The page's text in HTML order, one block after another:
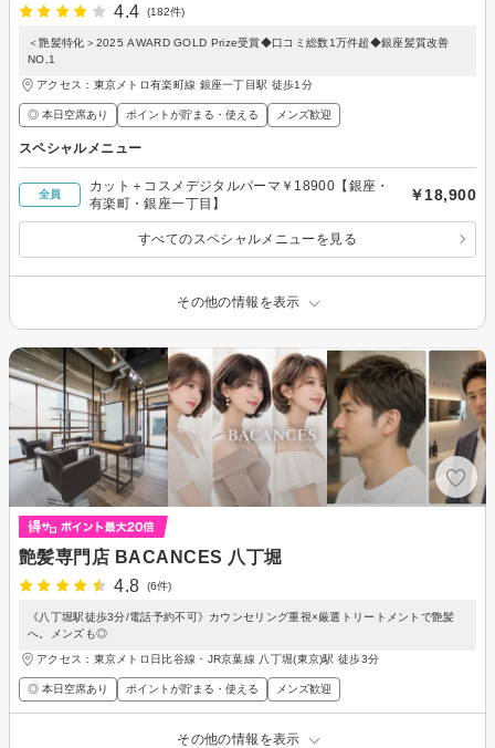
4.4
(182件)
＜艶髪特化＞2025 AWARD GOLD Prize受賞◆口コミ総数1万件超◆銀座髪質改善
NO,1
アクセス：東京メトロ有楽町線 銀座一丁目駅 徒歩1分
◎ 本日空席あり ポイントが貯まる・使える メンズ歓迎
スペシャルメニュー
全員
カット＋コスメデジタルパーマ￥18900【銀座・
有楽町・銀座一丁目】
￥18,900
すべてのスペシャルメニューを見る
その他の情報を表示
艶髪専門店 BACANCES 八丁堀
4.8
(6件)
《八丁堀駅徒歩3分/電話予約不可》カウンセリング重視×厳選トリートメントで艶髪
へ。メンズも◎
アクセス：東京メトロ日比谷線・JR京葉線 八丁堀(東京)駅 徒歩3分
◎ 本日空席あり ポイントが貯まる・使える メンズ歓迎
その他の情報を表示